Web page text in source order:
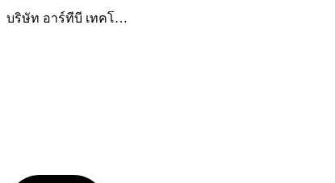
บริษัท อาร์ทีบี เทคโ…